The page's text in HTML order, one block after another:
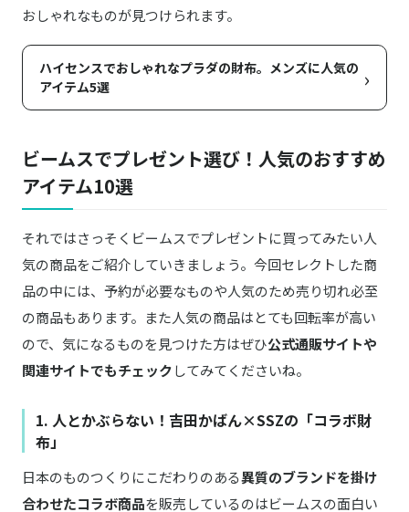
おしゃれなものが見つけられます。
ハイセンスでおしゃれなプラダの財布。メンズに人気の
アイテム5選
›
ビームスでプレゼント選び！人気のおすすめ
アイテム10選
それではさっそくビームスでプレゼントに買ってみたい人
気の商品をご紹介していきましょう。今回セレクトした商
品の中には、予約が必要なものや人気のため売り切れ必至
の商品もあります。また人気の商品はとても回転率が高い
ので、気になるものを見つけた方はぜひ公式通販サイトや
関連サイトでもチェックしてみてくださいね。
1. 人とかぶらない！吉田かばん×SSZの「コラボ財
布」
日本のものつくりにこだわりのある異質のブランドを掛け
合わせたコラボ商品を販売しているのはビームスの面白い